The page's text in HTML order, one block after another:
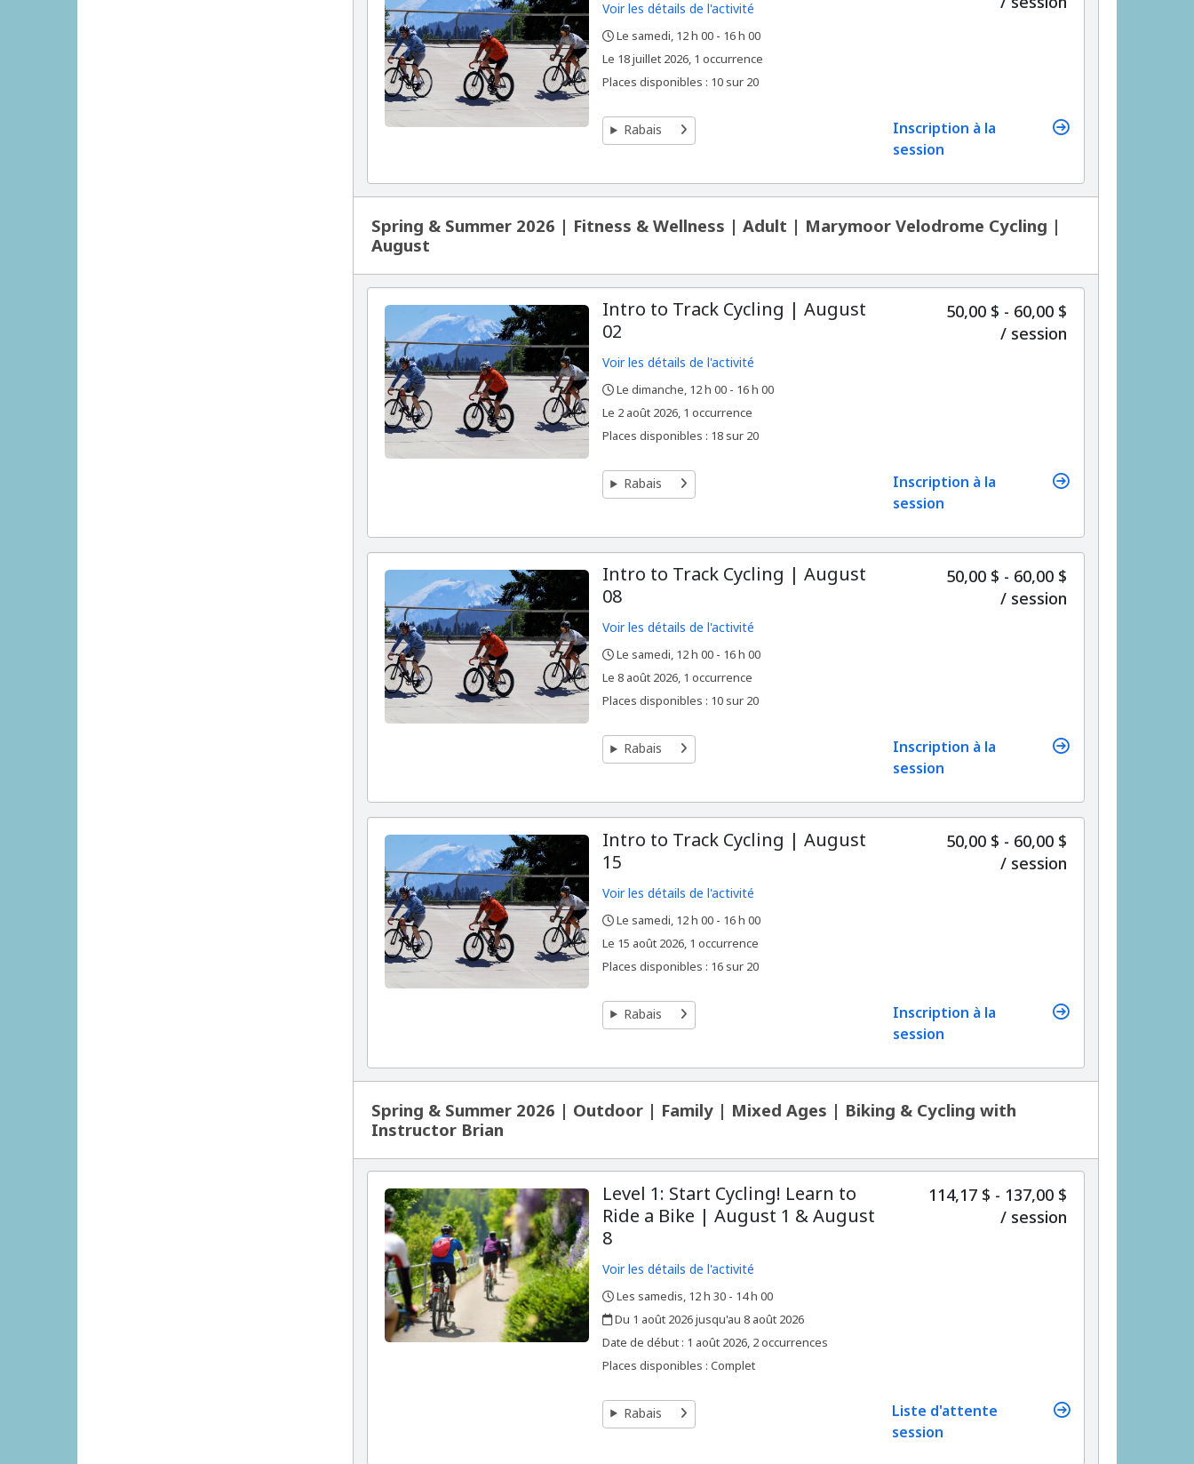
Voir les détails de l'activité
,
Le samedi, 12 h 00 - 16 h 00
Le ,18 juillet 2026, 1 occurrence
Places disponibles : 10 sur 20
Inscription à la
session
Rabais
Spring & Summer 2026 | Fitness & Wellness | Adult | Marymoor Velodrome Cycling |
August
Intro to Track Cycling | August
02
Voir les détails de l'activité
,
Le dimanche, 12 h 00 - 16 h 00
Le ,2 août 2026, 1 occurrence
Places disponibles : 18 sur 20
50,00 $ - 60,00 $
/ par
session
Inscription à la
session
Rabais
Intro to Track Cycling | August
08
Voir les détails de l'activité
,
Le samedi, 12 h 00 - 16 h 00
Le,8 août 2026, 1 occurrence
Places disponibles : 10 sur 20
50,00 $ - 60,00 $
/ par
session
Inscription à la
session
Rabais
Intro to Track Cycling | August
15
Voir les détails de l'activité
,
Le samedi, 12 h 00 - 16 h 00
Le ,15 août 2026, 1 occurrence
Places disponibles : 16 sur 20
50,00 $ - 60,00 $
/ par
session
Inscription à la
session
Rabais
Spring & Summer 2026 | Outdoor | Family | Mixed Ages | Biking & Cycling with
Instructor Brian
Level 1: Start Cycling! Learn to
Ride a Bike | August 1 & August
8
Voir les détails de l'activité
,
Les samedis, 12 h 30 - 14 h 00
, Du 1 août 2026 jusqu'au 8 août 2026
Date de début : ,1 août 2026, 2 occurrences
Places disponibles : Complet
114,17 $ - 137,00 $
/ par
session
Liste d'attente
session
Rabais